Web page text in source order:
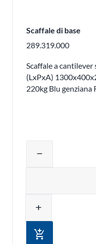
Scaffale di base
289.319.000
Scaffale a cantilever
(LxPxA)
220kg Blu genziana
remove
add
add_shopping_cart